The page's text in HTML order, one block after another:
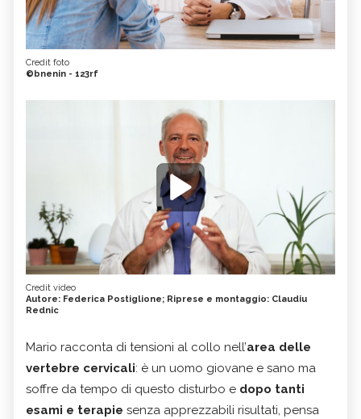
Credit foto
©bnenin - 123rf
Credit video
Autore: Federica Postiglione; Riprese e montaggio: Claudiu
Rednic
Mario racconta di tensioni al collo nell’area delle
vertebre cervicali: è un uomo giovane e sano ma
soffre da tempo di questo disturbo e dopo tanti
esami e terapie senza apprezzabili risultati, pensa